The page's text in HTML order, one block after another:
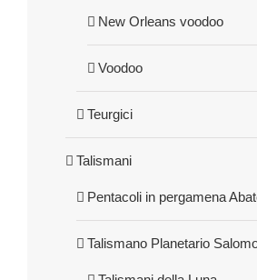
New Orleans voodoo
Voodoo
Teurgici
Talismani
Pentacoli in pergamena
Talismano Planetario